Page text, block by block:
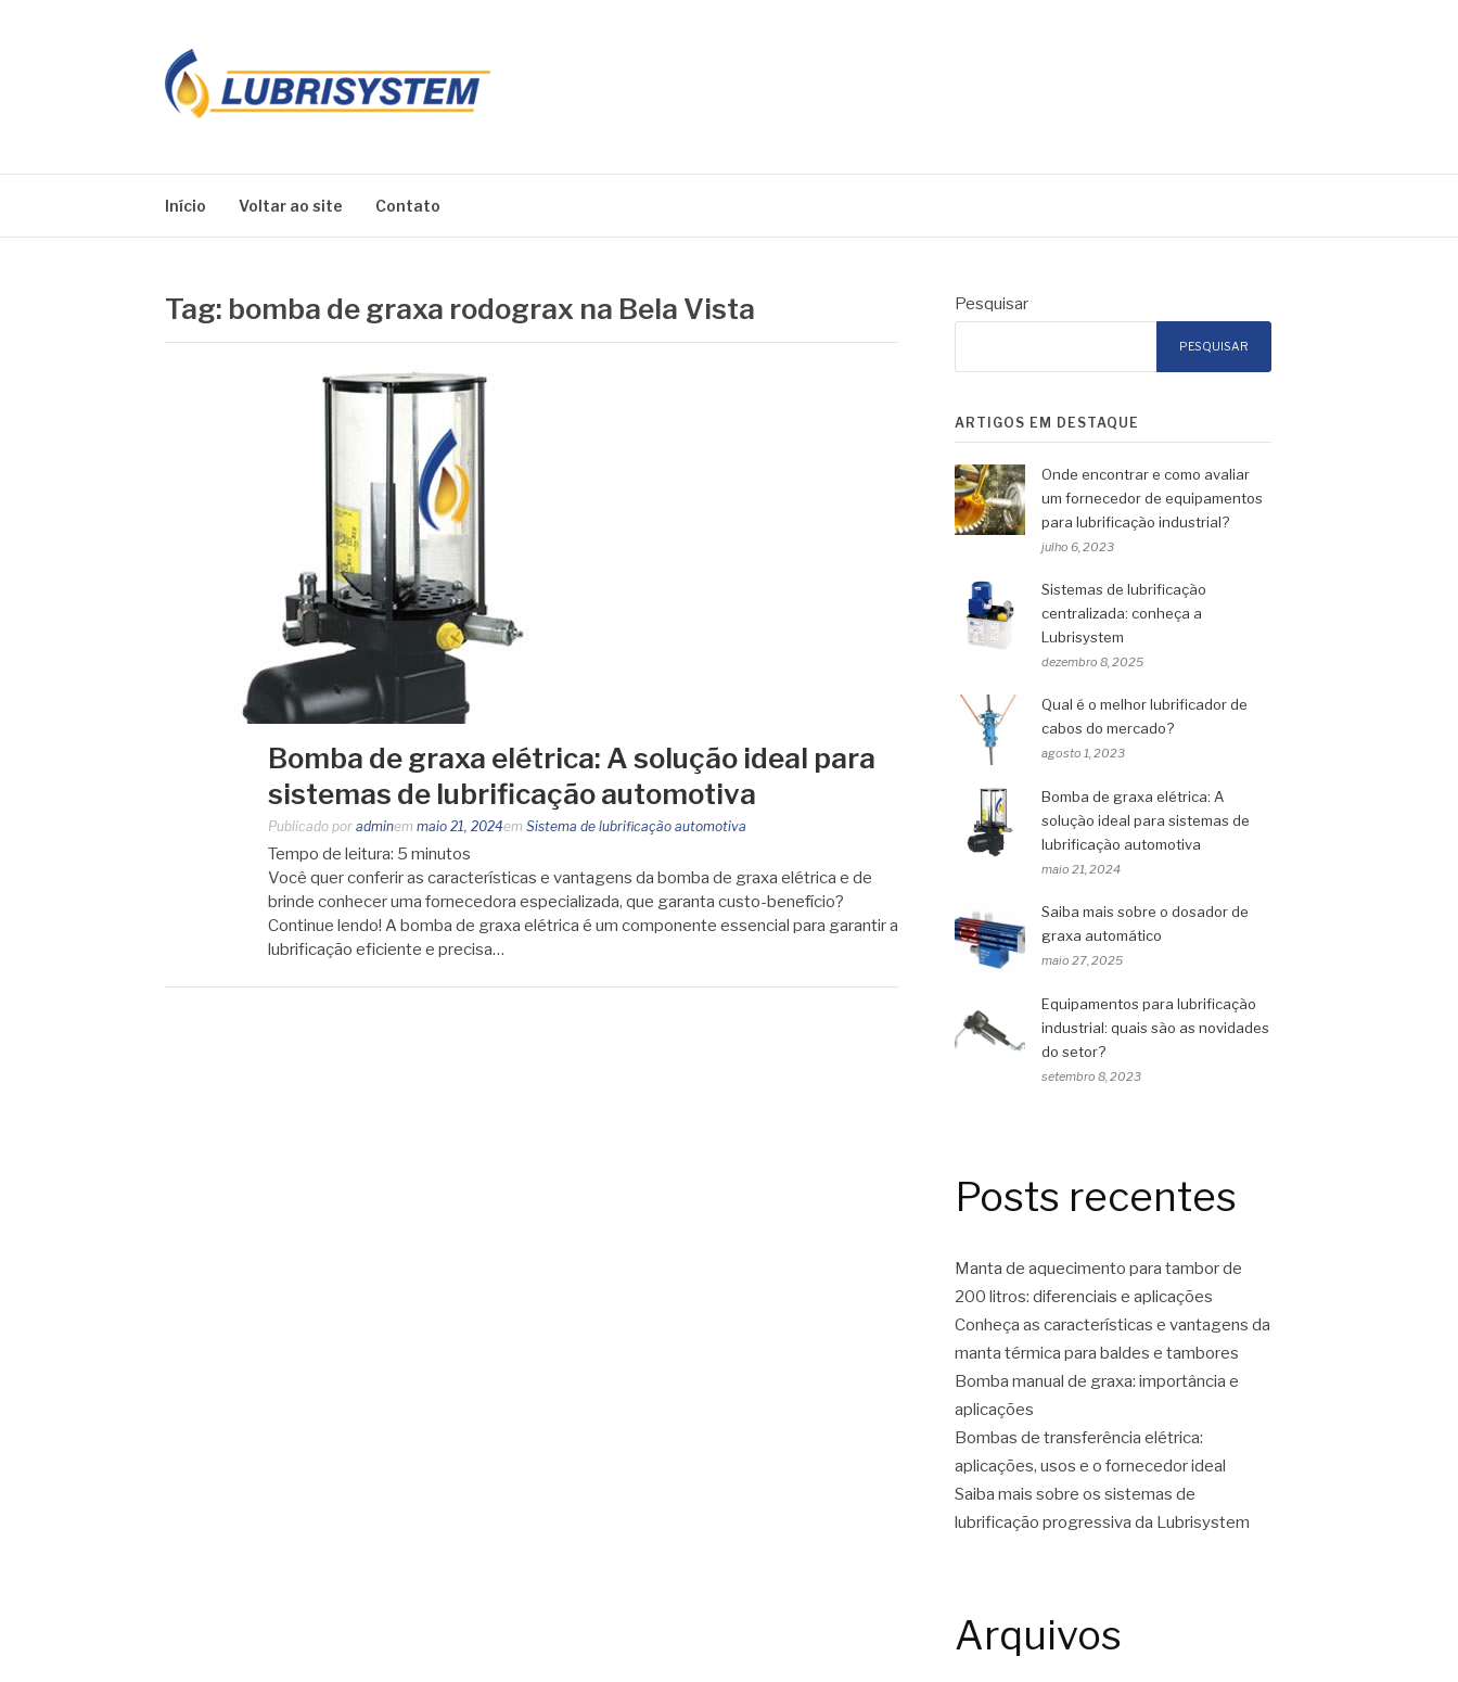
Início Voltar ao site Contato
Tag: bomba de graxa rodograx na Bela Vista
Bomba de graxa elétrica: A solução ideal para
sistemas de lubrificação automotiva
Publicado por adminem maio 21, 2024em Sistema de lubrificação automotiva
Tempo de leitura: 5 minutos
Você quer conferir as características e vantagens da bomba de graxa elétrica e de
brinde conhecer uma fornecedora especializada, que garanta custo-benefício?
Continue lendo! A bomba de graxa elétrica é um componente essencial para garantir a
lubrificação eficiente e precisa…
Pesquisar
PESQUISAR
ARTIGOS EM DESTAQUE
Onde encontrar e como avaliar
um fornecedor de equipamentos
para lubrificação industrial?
julho 6, 2023
Sistemas de lubrificação
centralizada: conheça a
Lubrisystem
dezembro 8, 2025
Qual é o melhor lubrificador de
cabos do mercado?
agosto 1, 2023
Bomba de graxa elétrica: A
solução ideal para sistemas de
lubrificação automotiva
maio 21, 2024
Saiba mais sobre o dosador de
graxa automático
maio 27, 2025
Equipamentos para lubrificação
industrial: quais são as novidades
do setor?
setembro 8, 2023
Posts recentes
Manta de aquecimento para tambor de
200 litros: diferenciais e aplicações
Conheça as características e vantagens da
manta térmica para baldes e tambores
Bomba manual de graxa: importância e
aplicações
Bombas de transferência elétrica:
aplicações, usos e o fornecedor ideal
Saiba mais sobre os sistemas de
lubrificação progressiva da Lubrisystem
Arquivos